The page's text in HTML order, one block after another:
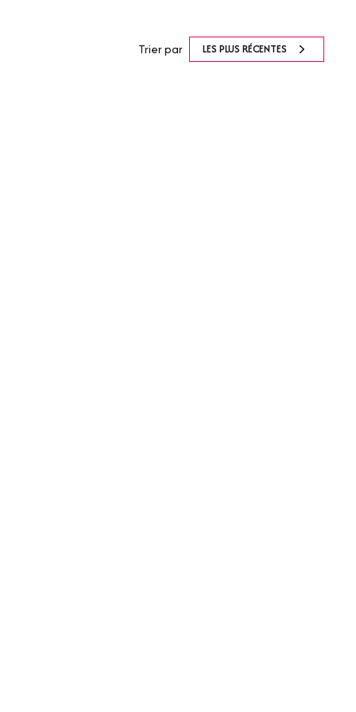
Trier par LES PLUS RÉCENTES